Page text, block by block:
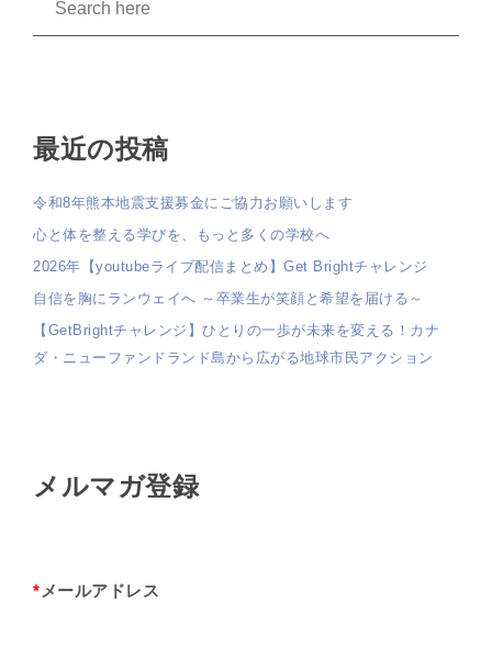
最近の投稿
令和8年熊本地震支援募金にご協力お願いします
心と体を整える学びを、もっと多くの学校へ
2026年【youtubeライブ配信まとめ】Get Brightチャレンジ
自信を胸にランウェイへ ～卒業生が笑顔と希望を届ける～
【GetBrightチャレンジ】ひとりの一歩が未来を変える！カナ
ダ・ニューファンドランド島から広がる地球市民アクション
メルマガ登録
* メールアドレス